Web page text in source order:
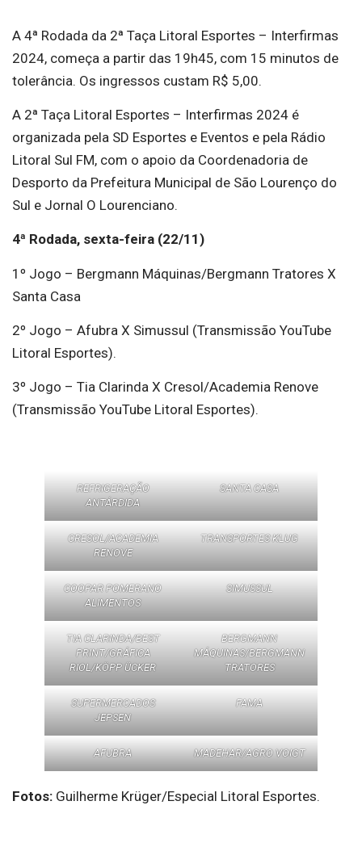
A 4ª Rodada da 2ª Taça Litoral Esportes – Interfirmas
2024, começa a partir das 19h45, com 15 minutos de
tolerância. Os ingressos custam R$ 5,00.
A 2ª Taça Litoral Esportes – Interfirmas 2024 é
organizada pela SD Esportes e Eventos e pela Rádio
Litoral Sul FM, com o apoio da Coordenadoria de
Desporto da Prefeitura Municipal de São Lourenço do
Sul e Jornal O Lourenciano.
4ª Rodada, sexta-feira (22/11)
1º Jogo – Bergmann Máquinas/Bergmann Tratores X
Santa Casa
2º Jogo – Afubra X Simussul (Transmissão YouTube
Litoral Esportes).
3º Jogo – Tia Clarinda X Cresol/Academia Renove
(Transmissão YouTube Litoral Esportes).
REFRIGERAÇÃO
ANTÁRDIDA
SANTA CASA
CRESOL/ACADEMIA
RENOVE
TRANSPORTES KLUG
COOPAR POMERANO
ALIMENTOS
SIMUSSUL
TIA CLARINDA/BEST
PRINT/GRÁFICA
RIOL/KÖPP ÜCKER
BERGMANN
MÁQUINAS/BERGMANN
TRATORES
SUPERMERCADOS
JEPSEN
FAMA
AFUBRA MADEHAR/AGRO VOIGT
Fotos: Guilherme Krüger/Especial Litoral Esportes.